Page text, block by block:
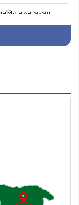
নতুন সদস্য
খোঁজখবর